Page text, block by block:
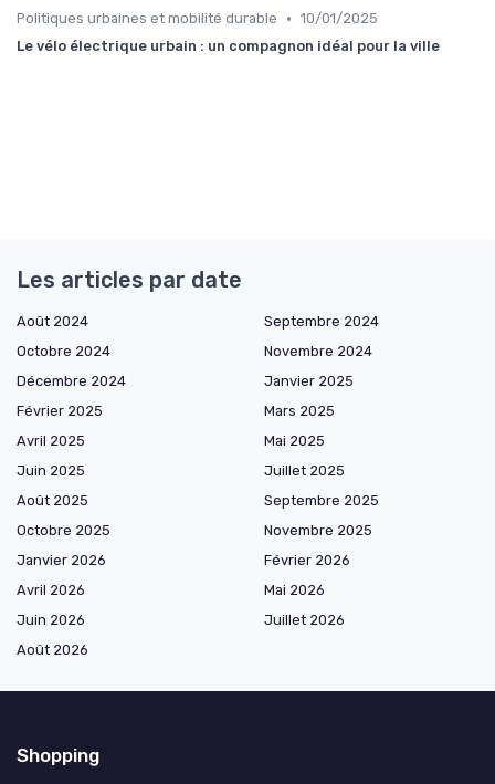
Politiques urbaines et mobilité durable • 10/01/2025
Le vélo électrique urbain : un compagnon idéal pour la ville
Les articles par date
Août 2024
Septembre 2024
Octobre 2024
Novembre 2024
Décembre 2024
Janvier 2025
Février 2025
Mars 2025
Avril 2025
Mai 2025
Juin 2025
Juillet 2025
Août 2025
Septembre 2025
Octobre 2025
Novembre 2025
Janvier 2026
Février 2026
Avril 2026
Mai 2026
Juin 2026
Juillet 2026
Août 2026
Shopping